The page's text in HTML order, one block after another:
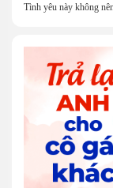
Tình yêu này không